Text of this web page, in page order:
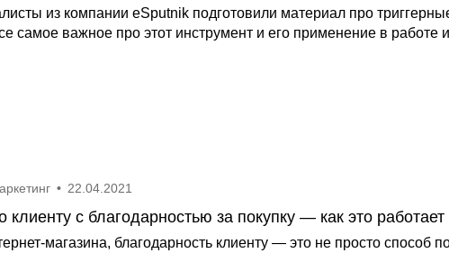
из компании eSputnik подготовили материал про
самое важное про этот инструмент и его применение в работе
• 22.04.2021
клиенту с благодарностью за покупку — как это
магазина, благодарность клиенту — это не просто способ